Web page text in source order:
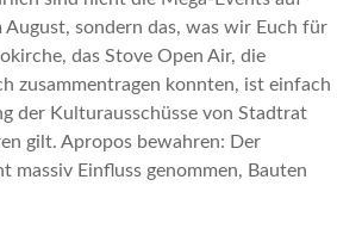
August, sondern das, was wir Euch für
das Stove Open Air, die
zusammentragen konnten, ist einfach
der Kulturausschüsse von Stadtrat
gilt. Apropos bewahren: Der
massiv Einfluss genommen, Bauten